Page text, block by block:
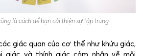
là cách để bạn cải thiện sự tập trung.
giác quan của cơ thể như khứu giác,